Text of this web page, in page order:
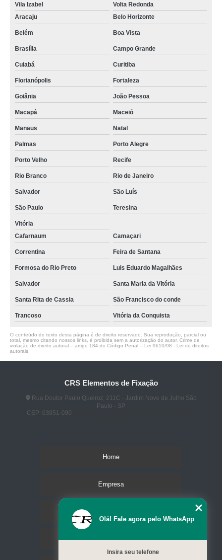
Vila Izabel
Volta Redonda
Aracaju
Belo Horizonte
Belém Boa Vista
Brasília Campo Grande
Cuiabá Curitiba
Florianópolis Fortaleza
Goiânia João Pessoa
Macapá Maceió
Manaus Natal
Palmas Porto Alegre
Porto Velho Recife
Rio Branco Rio de Janeiro
Salvador São Luís
São Paulo Teresina
Vitória
Cafarnaum
Camaçari
Correntina Feira de Santana
Formosa do Rio Preto Luis Eduardo Magalhães
Salvador Santa Maria da Vitória
Santa Rita de Cassia São Francisco do conde
Trancoso Vitória da Conquista
O conteúdo do texto desta página é de direito reservado. Sua reprodução, parcial ou
total, mesmo citando nossos links, é proibida sem a autorização do autor. Crime de
violação de direito autoral – artigo 184 do Código Penal – Lei 9610/98 - Lei de direitos
autorais
CRS Elementos de Fixação
Rua Doutor Paulo Queiroz, 211C - Jardim Nove de Julho São
Paulo - SP
CEP: 03951-090
Home
Empresa
Serviços
Olá! Fale agora pelo WhatsApp
Insira seu telefone